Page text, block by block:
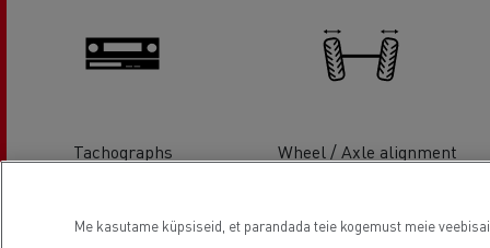
Tachographs Wheel / Axle alignment
Me kasutame küpsiseid, et parandada teie kogemust meie